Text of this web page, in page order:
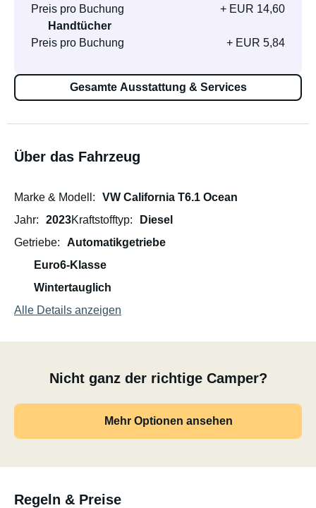
Preis pro Buchung
+ EUR 14,60
Handtücher
Preis pro Buchung
+ EUR 5,84
Gesamte Ausstattung & Services
Über das Fahrzeug
Marke & Modell
VW California T6.1 Ocean
Jahr
2023Kraftstofftyp
Diesel
Getriebe
Automatikgetriebe
Euro6-Klasse
Wintertauglich
Alle Details anzeigen
Nicht ganz der richtige Camper?
Mehr Optionen ansehen
Regeln & Preise